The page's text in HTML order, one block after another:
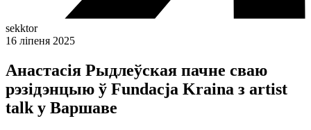
sekktor
16 ліпеня 2025
Анастасія Рыдлеўская пачне сваю
рэзідэнцыю ў Fundacja Kraina з artist
talk у Варшаве